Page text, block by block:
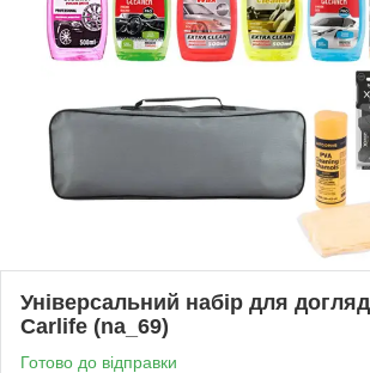
Універсальний набір для
Carlife (na_69)
Готово до відправки